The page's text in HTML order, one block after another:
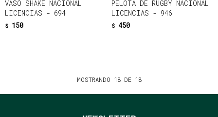
VASO SHAKE NACIONAL
LICENCIAS - 694
$ 150
PELOTA DE RUGBY NACIONAL
LICENCIAS - 946
$ 450
MOSTRANDO 18DE 18